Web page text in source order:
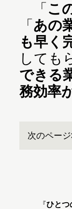
「こ
「あの
も早く
しても
できる
務効率
次のページ
『ひとつ